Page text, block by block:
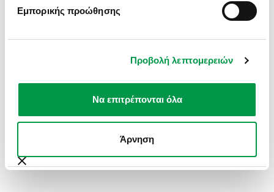
Εμπορικής προώθησης
Προβολή λεπτομερειών
Να επιτρέπονται όλα
Άρνηση